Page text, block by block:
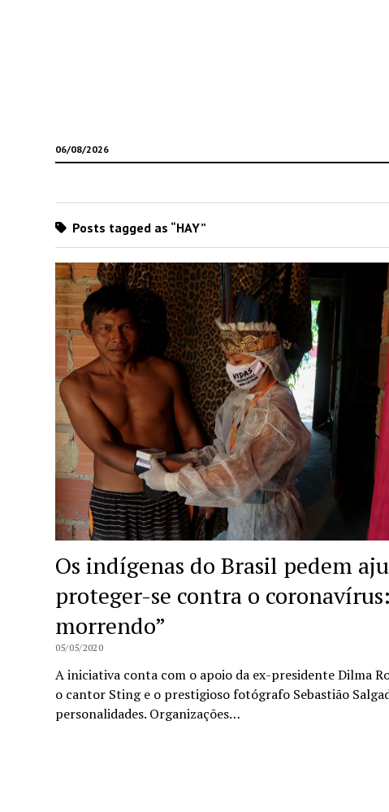
06/08/2026
Posts tagged as “HAY”
Os indígenas do Brasil pedem
proteger-se contra o
morrendo”
05/05/2020
A iniciativa conta com o apoio da ex-presidente Dilma
o cantor Sting e o prestigioso fotógrafo Sebastião
personalidades. Organizações…